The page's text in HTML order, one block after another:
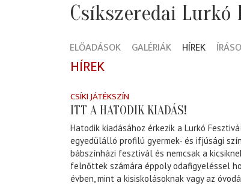
Csíkszeredai Lurkó
ELŐADÁSOK GALÉRIÁK HÍREK
HÍREK
CSÍKI JÁTÉKSZÍN
ITT A HATODIK KIADÁS!
Hatodik kiadásához érkezik a Lurkó
egyedülálló profilú gyermek- és ifjúsági
bábszínházi fesztivál és nemcsak a
felnőttek számára éppoly odafigyeléssel
évben, mint a kisiskolásoknak vagy az